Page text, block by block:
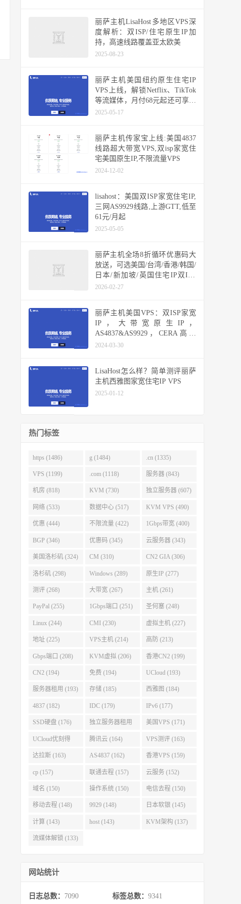
丽萨主机LisaHost多地区VPS深
度解析：双ISP/住宅原生IP加
持，高速线路覆盖亚太欧美
2025-08-23
丽萨主机美国纽约原生住宅IP
VPS上线，解锁Netflix、TikTok
等流媒体，月付68元起还可享九
折优惠
2025-05-17
丽萨主机传家宝上线:美国4837
线路超大带宽VPS,双isp家宽住
宅美国原生IP,不限流量VPS
2024-12-02
lisahost：美国双ISP家宽住宅IP,
三网AS9929线路,上游GTT,低至
61元/月起
2025-05-05
丽萨主机全场8折循环优惠码大
放送，可选美国/台湾/香港/韩国/
日本/新加坡/英国住宅IP双ISP
VPS，多机房原生IP不限流量套
2026-02-27
丽萨主机美国VPS：双ISP家宽
IP，大带宽原生IP，
AS4837&AS9929，CERA高防
CN2 GIA
2024-03-30
LisaHost怎么样？简单测评丽萨
主机西雅图家宽住宅IP VPS
2025-01-12
热门标签
https (1486) g (1484) .cn (1335)
VPS (1199) .com (1118) 服务器 (843)
机房 (818) KVM (730) 独立服务器 (607)
网络 (533) 数据中心 (517) KVM VPS (490)
优惠 (444) 不限流量 (422) 1Gbps带宽 (400)
BGP (346) 优惠码 (345) 云服务器 (343)
美国洛杉矶 (324) CM (310) CN2 GIA (306)
洛杉矶 (298) Windows (289) 原生IP (277)
测评 (268) 大带宽 (267) 主机 (261)
PayPal (255) 1Gbps端口 (251) 圣何塞 (248)
Linux (244) CMI (230) 虚拟主机 (227)
地址 (225) VPS主机 (214) 高防 (213)
Gbps端口 (208) KVM虚拟 (206) 香港CN2 (199)
CN2 (194) 免费 (194) UCloud (193)
服务器租用 (193) 存储 (185) 西雅图 (184)
4837 (182) IDC (179) IPv6 (177)
SSD硬盘 (176) 独立服务器租用
(175)
美国VPS (171)
UCloud优刻得
(168)
腾讯云 (164) VPS测评 (163)
达拉斯 (163) AS4837 (162) 香港VPS (159)
cp (157) 联通去程 (157) 云服务 (152)
域名 (150) 操作系统 (150) 电信去程 (150)
移动去程 (148) 9929 (148) 日本软银 (145)
计算 (143) host (143) KVM架构 (137)
流媒体解锁 (133)
网站统计
日志总数： 7090 标签总数： 9341